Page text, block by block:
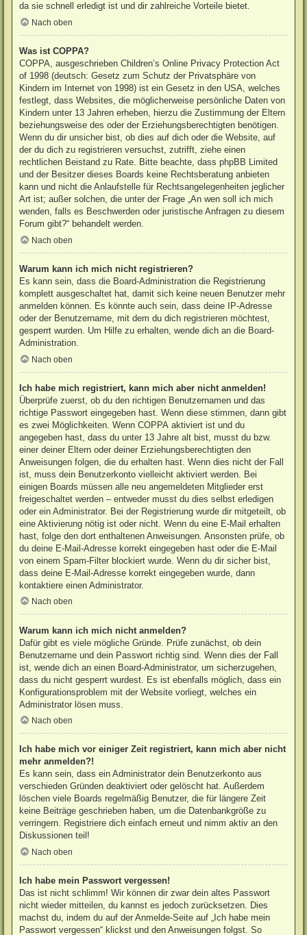
da sie schnell erledigt ist und dir zahlreiche Vorteile bietet.
Nach oben
Was ist COPPA?
COPPA, ausgeschrieben Children’s Online Privacy Protection Act
of 1998 (deutsch: Gesetz zum Schutz der Privatsphäre von
Kindern im Internet von 1998) ist ein Gesetz in den USA, welches
festlegt, dass Websites, die möglicherweise persönliche Daten von
Kindern unter 13 Jahren erheben, hierzu die Zustimmung der Eltern
beziehungsweise des oder der Erziehungsberechtigten benötigen.
Wenn du dir unsicher bist, ob dies auf dich oder die Website, auf
der du dich zu registrieren versuchst, zutrifft, ziehe einen
rechtlichen Beistand zu Rate. Bitte beachte, dass phpBB Limited
und der Besitzer dieses Boards keine Rechtsberatung anbieten
kann und nicht die Anlaufstelle für Rechtsangelegenheiten jeglicher
Art ist; außer solchen, die unter der Frage „An wen soll ich mich
wenden, falls es Beschwerden oder juristische Anfragen zu diesem
Forum gibt?“ behandelt werden.
Nach oben
Warum kann ich mich nicht registrieren?
Es kann sein, dass die Board-Administration die Registrierung
komplett ausgeschaltet hat, damit sich keine neuen Benutzer mehr
anmelden können. Es könnte auch sein, dass deine IP-Adresse
oder der Benutzername, mit dem du dich registrieren möchtest,
gesperrt wurden. Um Hilfe zu erhalten, wende dich an die Board-
Administration.
Nach oben
Ich habe mich registriert, kann mich aber nicht anmelden!
Überprüfe zuerst, ob du den richtigen Benutzernamen und das
richtige Passwort eingegeben hast. Wenn diese stimmen, dann gibt
es zwei Möglichkeiten. WennCOPPA aktiviert ist und du
angegeben hast, dass du unter 13 Jahre alt bist, musst du bzw.
einer deiner Eltern oder deiner Erziehungsberechtigten den
Anweisungen folgen, die du erhalten hast. Wenn dies nicht der Fall
ist, muss dein Benutzerkonto vielleicht aktiviert werden. Bei
einigen Boards müssen alle neu angemeldeten Mitglieder erst
freigeschaltet werden – entweder musst du dies selbst erledigen
oder ein Administrator. Bei der Registrierung wurde dir mitgeteilt, ob
eine Aktivierung nötig ist oder nicht. Wenn du eine E-Mail erhalten
hast, folge den dort enthaltenen Anweisungen. Ansonsten prüfe, ob
du deine E-Mail-Adresse korrekt eingegeben hast oder die E-Mail
von einem Spam-Filter blockiert wurde. Wenn du dir sicher bist,
dass deine E-Mail-Adresse korrekt eingegeben wurde, dann
kontaktiere einen Administrator.
Nach oben
Warum kann ich mich nicht anmelden?
Dafür gibt es viele mögliche Gründe. Prüfe zunächst, ob dein
Benutzername und dein Passwort richtig sind. Wenn dies der Fall
ist, wende dich an einen Board-Administrator, um sicherzugehen,
dass du nicht gesperrt wurdest. Es ist ebenfalls möglich, dass ein
Konfigurationsproblem mit der Website vorliegt, welches ein
Administrator lösen muss.
Nach oben
Ich habe mich vor einiger Zeit registriert, kann mich aber nicht
mehr anmelden?!
Es kann sein, dass ein Administrator dein Benutzerkonto aus
verschieden Gründen deaktiviert oder gelöscht hat. Außerdem
löschen viele Boards regelmäßig Benutzer, die für längere Zeit
keine Beiträge geschrieben haben, um die Datenbankgröße zu
verringern. Registriere dich einfach erneut und nimm aktiv an den
Diskussionen teil!
Nach oben
Ich habe mein Passwort vergessen!
Das ist nicht schlimm! Wir können dir zwar dein altes Passwort
nicht wieder mitteilen, du kannst es jedoch zurücksetzen. Dies
machst du, indem du auf der Anmelde-Seite auf „Ich habe mein
Passwort vergessen“ klickst und den Anweisungen folgst. So